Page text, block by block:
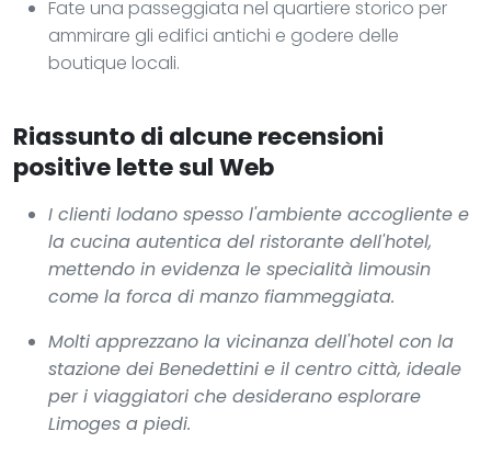
Fate una passeggiata nel quartiere storico per
ammirare gli edifici antichi e godere delle
boutique locali.
Riassunto di alcune recensioni
positive lette sul Web
I clienti lodano spesso l'ambiente accogliente e
la cucina autentica del ristorante dell'hotel,
mettendo in evidenza le specialità limousin
come la forca di manzo fiammeggiata.
Molti apprezzano la vicinanza dell'hotel con la
stazione dei Benedettini e il centro città, ideale
per i viaggiatori che desiderano esplorare
Limoges a piedi.